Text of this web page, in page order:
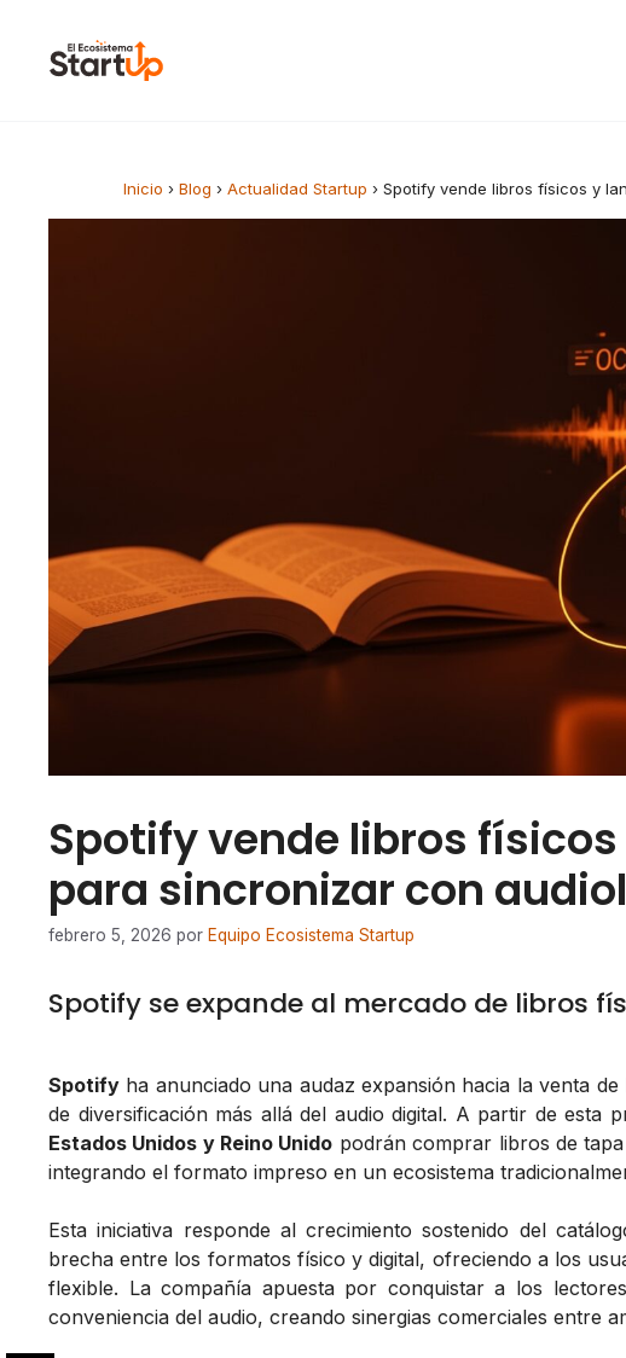
Inicio › Blog › Actualidad Startup › Spotify vende libros físicos y
Spotify vende libros
para sincronizar con
febrero 5, 2026 por Equipo Ecosistema Startup
Spotify se expande al mercado de libros
Spotify ha anunciado una audaz expansión hacia la venta
de diversificación más allá del audio digital. A partir de esta
Estados Unidos y Reino Unido podrán comprar libros de
integrando el formato impreso en un ecosistema
Esta iniciativa responde al crecimiento sostenido del
brecha entre los formatos físico y digital, ofreciendo a los
flexible. La compañía apuesta por conquistar a los
conveniencia del audio, creando sinergias comerciales entre